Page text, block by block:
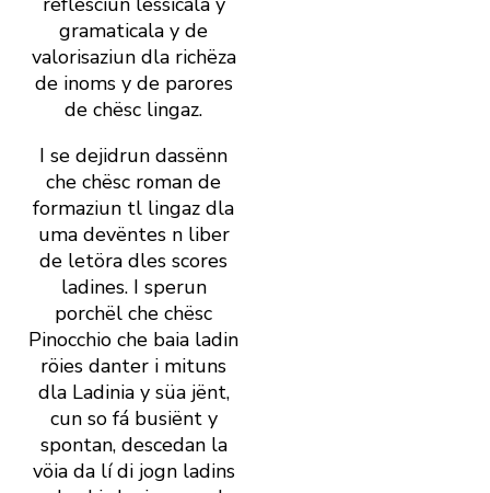
gramaticala y de
valorisaziun dla richëza
de inoms y de parores
de chësc lingaz.
I se dejidrun dassënn
che chësc roman de
formaziun tl lingaz dla
uma devëntes n liber
de letöra dles scores
ladines. I sperun
porchël che chësc
Pinocchio che baia ladin
röies danter i mituns
dla Ladinia y süa jënt,
cun so fá busiënt y
spontan, descedan la
vöia da lí di jogn ladins